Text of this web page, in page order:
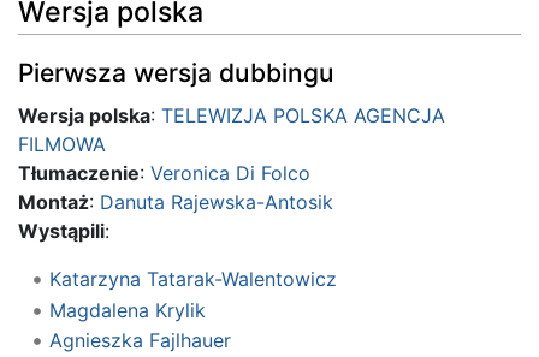
Wersja polska
Pierwsza wersja dubbingu
Wersja polska: TELEWIZJA POLSKA AGENCJA
FILMOWA
Tłumaczenie: Veronica Di Folco
Montaż: Danuta Rajewska-Antosik
Wystąpili:
Katarzyna Tatarak-Walentowicz
Magdalena Krylik
Agnieszka Fajlhauer